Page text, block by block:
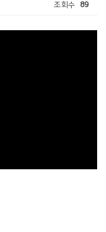
조회수 89